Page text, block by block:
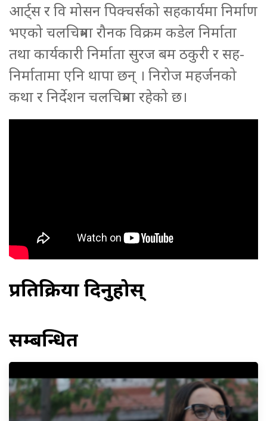
आर्ट्स र वि मोसन पिक्चर्सको सहकार्यमा निर्माण
भएको चलचित्रमा रौनक विक्रम कडेल निर्माता
तथा कार्यकारी निर्माता सुरज बम ठकुरी र सह-
निर्मातामा एनि थापा छन् । निरोज महर्जनको
कथा र निर्देशन चलचित्रमा रहेको छ।
प्रतिक्रिया दिनुहोस्
सम्बन्धित